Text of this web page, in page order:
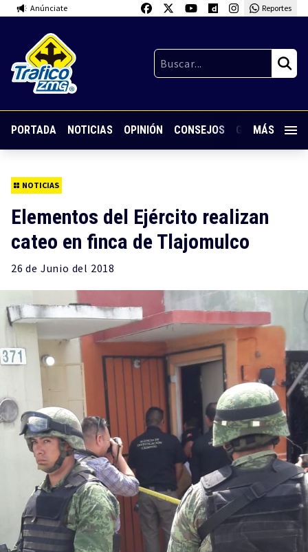
Anúnciate Reportes
PORTADA NOTICIAS OPINIÓN CONSEJOS GUARDIA
MÁS
NOTICIAS
Elementos del Ejército realizan
cateo en finca de Tlajomulco
26 de Junio del 2018